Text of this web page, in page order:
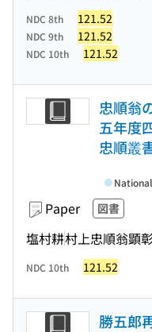
NDC 8th 121.52
NDC 9th 121.52
NDC 10th 121.52
忠順翁
五年度
忠順叢
Paper 図書
塩村耕村上忠順翁顕
NDC 10th 121.52
勝五郎